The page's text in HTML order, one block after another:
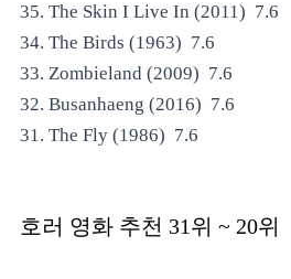
35. The Skin I Live In (2011) 7.6
34. The Birds (1963) 7.6
33. Zombieland (2009) 7.6
32. Busanhaeng (2016) 7.6
31. The Fly (1986) 7.6
호러 영화 추천 31위 ~ 20위